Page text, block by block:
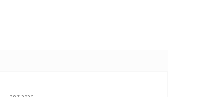
Hodnocení obchodu je 5 z 5 hvězdiček.